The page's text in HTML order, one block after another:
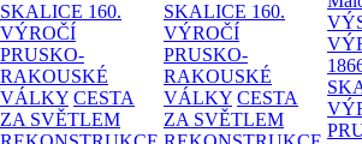
SKALICE 160.
VÝROČÍ
PRUSKO-
RAKOUSKÉ
VÁLKY CESTA
ZA SVĚTLEM
SKALICE 160.
VÝROČÍ
PRUSKO-
RAKOUSKÉ
VÁLKY CESTA
ZA SVĚTLEM